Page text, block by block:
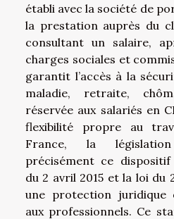
établi avec la société de
la prestation auprès du
consultant un salaire,
charges sociales et
garantit l’accès à la
maladie, retraite,
réservée aux salariés en
flexibilité propre au
France, la
précisément ce dispositif
du 2 avril 2015 et la loi du
une protection juridique
aux professionnels. Ce